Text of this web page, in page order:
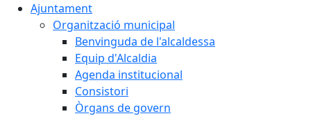
Ajuntament
Organització municipal
Benvinguda de l'alcaldessa
Equip d'Alcaldia
Agenda institucional
Consistori
Òrgans de govern